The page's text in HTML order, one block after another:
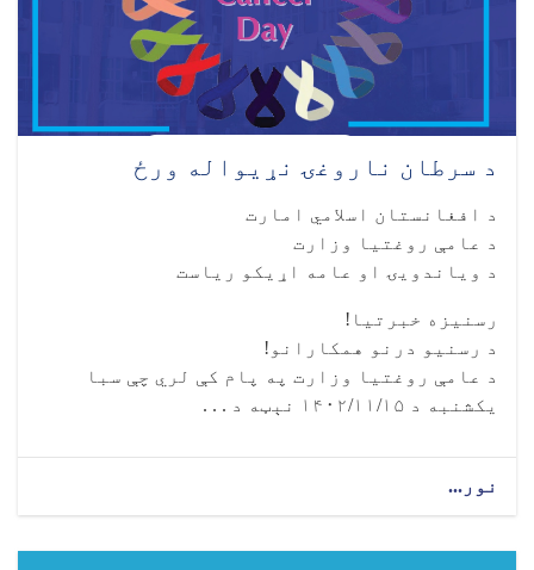
د سرطان ناروغۍ نړیواله ورځ
د افغانستان اسلامي امارت
د عامې روغتیا وزارت
د ویاندویۍ او عامه اړیکو ریاست
رسنیزه خبرتیا!
د رسنیو درنو همکارانو!
د عامې روغتیا وزارت په پام کې لري چې سبا
یکشنبه د ۱۴۰۲/۱۱/۱۵ نېټه د . . .
نور...
ناروغۍ